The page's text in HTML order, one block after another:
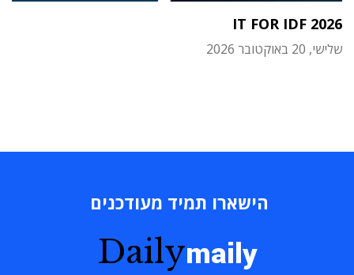
IT FOR IDF 2026
שלישי, 20 באוקטובר 2026
הישארו תמיד מעודכנים
Dailymaily